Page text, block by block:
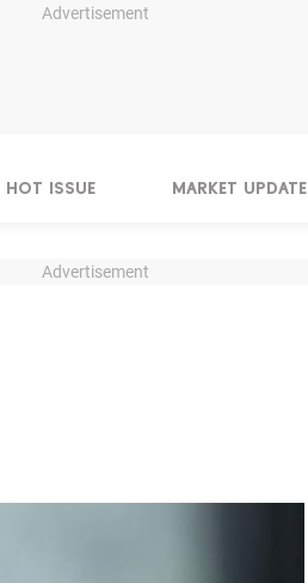
Advertisement
HOT ISSUE MARKET UPDATE
Advertisement